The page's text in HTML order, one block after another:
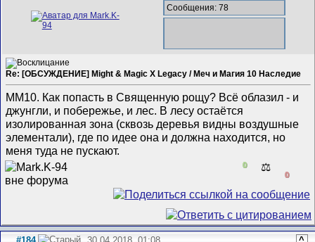
Сообщения: 78
Re: [ОБСУЖДЕНИЕ] Might & Magic X Legacy / Меч и Магия 10 Наследие
ММ10. Как попасть в Священную рощу? Всё облазил - и
джунгли, и побережье, и лес. В лесу остаётся
изолированная зона (сквозь деревья видны воздушные
элементали), где по идее она и должна находится, но
меня туда не пускают.
0 ⚖️
0